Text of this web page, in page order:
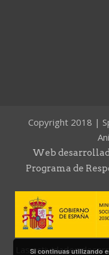
Copyright 2018 |
Web
Programa de
Las actividades
Si continuas utilizando